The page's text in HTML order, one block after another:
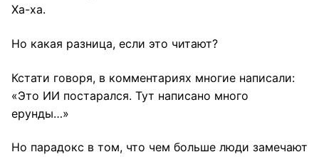
Ха-ха.
Но какая разница, если это читают?
Кстати говоря, в комментариях многие написали:
«Это ИИ постарался. Тут написано много
ерунды…»
Но парадокс в том, что чем больше люди замечают